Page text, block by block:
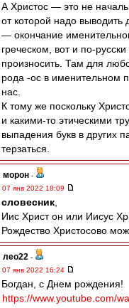
А Христос — это не
от которой надо выводить
— окончание
греческом, вот и по-русски
произносить. Там для
рода -ос в именительном
нас.
К тому же поскольку
и какими-то этическими
выпадения букв в других
терзаться.
морон -
07 янв 2022 18:09
словесник
Иис Христ он или Иисус
Рождество Христосово
лео22 -
07 янв 2022 16:24
Богдан, с Днем рождения!
https://www.youtube.com/